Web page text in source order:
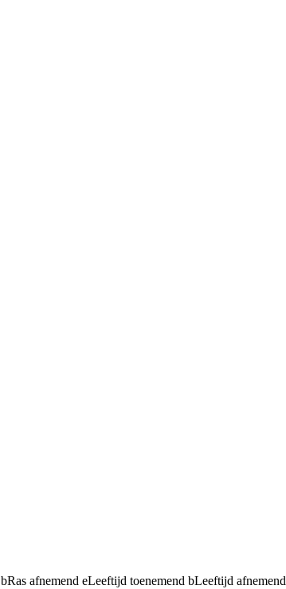
bRas afnemend eLeeftijd toenemend bLeeftijd afnemend